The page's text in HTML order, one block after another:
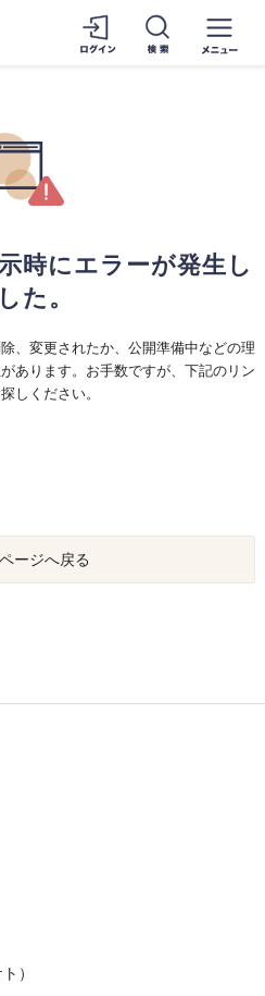
時にエラーが発生し
た。
、変更されたか、公開準備中などの理
あります。お手数ですが、下記のリン
しください。
ージへ戻る
）